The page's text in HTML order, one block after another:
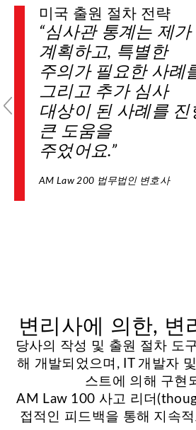
미국 출원 절차 전략
“심사관 통계는 제
계획하고, 특별한
주의가 필요한 사례
그리고 추가 심사
대상이 된 사례를 진
큰 도움을
주었어요.”
AM Law 200 법무법인 변호사
미국 출원 절차 안내
“PatentAdvisor를 통
마나 까다로울지
예상하고 데이터를
의 출원 절차
과정을 안내 받을 수
파트너 변호사, 부티크 IP 법무
법인
변리사에 의한, 변
당사의 작성 및 출원 절차 도
해 개발되었으며, IT 개발자
스트에 의해 구현
AM Law 100 사고 리더
접적인 피드백을 통해 지속